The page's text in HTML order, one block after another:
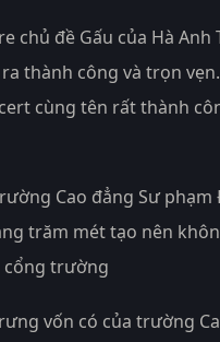
chủ đề Gấu của Hà Anh
thành công và trọn
cùng tên rất thành
Cao đẳng Sư phạm
trăm mét tạo nên
cổng trường
vốn có của trường